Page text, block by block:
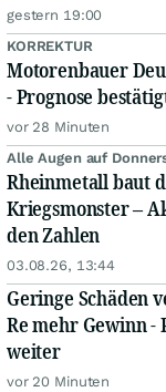
gestern 19:00
KORREKTUR
Motorenbauer
- Prognose
vor 28 Minuten
Alle Augen auf
Rheinmetall baut
Kriegsmonster –
den Zahlen
03.08.26, 13:44
Geringe Schäden
Re mehr Gewinn -
weiter
vor 20 Minuten